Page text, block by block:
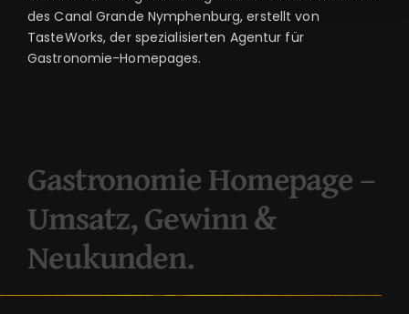
des Canal Grande Nymphenburg, erstellt von
TasteWorks, der spezialisierten Agentur für
Gastronomie-Homepages.
Gastronomie Homepage –
Umsatz, Gewinn &
Neukunden.